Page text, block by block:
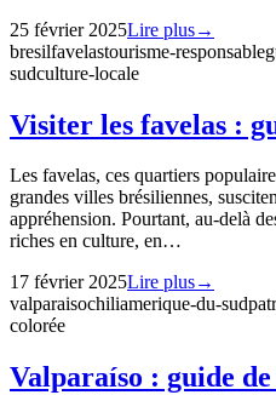
25 février 2025Lire plus→
bresilfavelastourisme-responsable
sudculture-locale
Visiter les favelas :
Les favelas, ces quartiers
grandes villes brésiliennes,
appréhension. Pourtant, au-delà
riches en culture, en…
17 février 2025Lire plus→
valparaisochiliamerique-du-sud
colorée
Valparaíso : guide